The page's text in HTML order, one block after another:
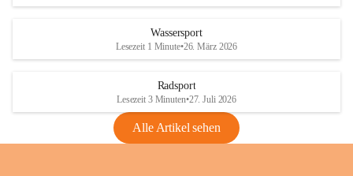
Anhang VBl. EU Nr. 18
1 Seite•1,4 MB
VBl. EU Nr. 18_2026
Wassersport
Lesezeit 1 Minute•26. März 2026
Radsport
Lesezeit 3 Minuten•27. Juli 2026
Alle Artikel sehen